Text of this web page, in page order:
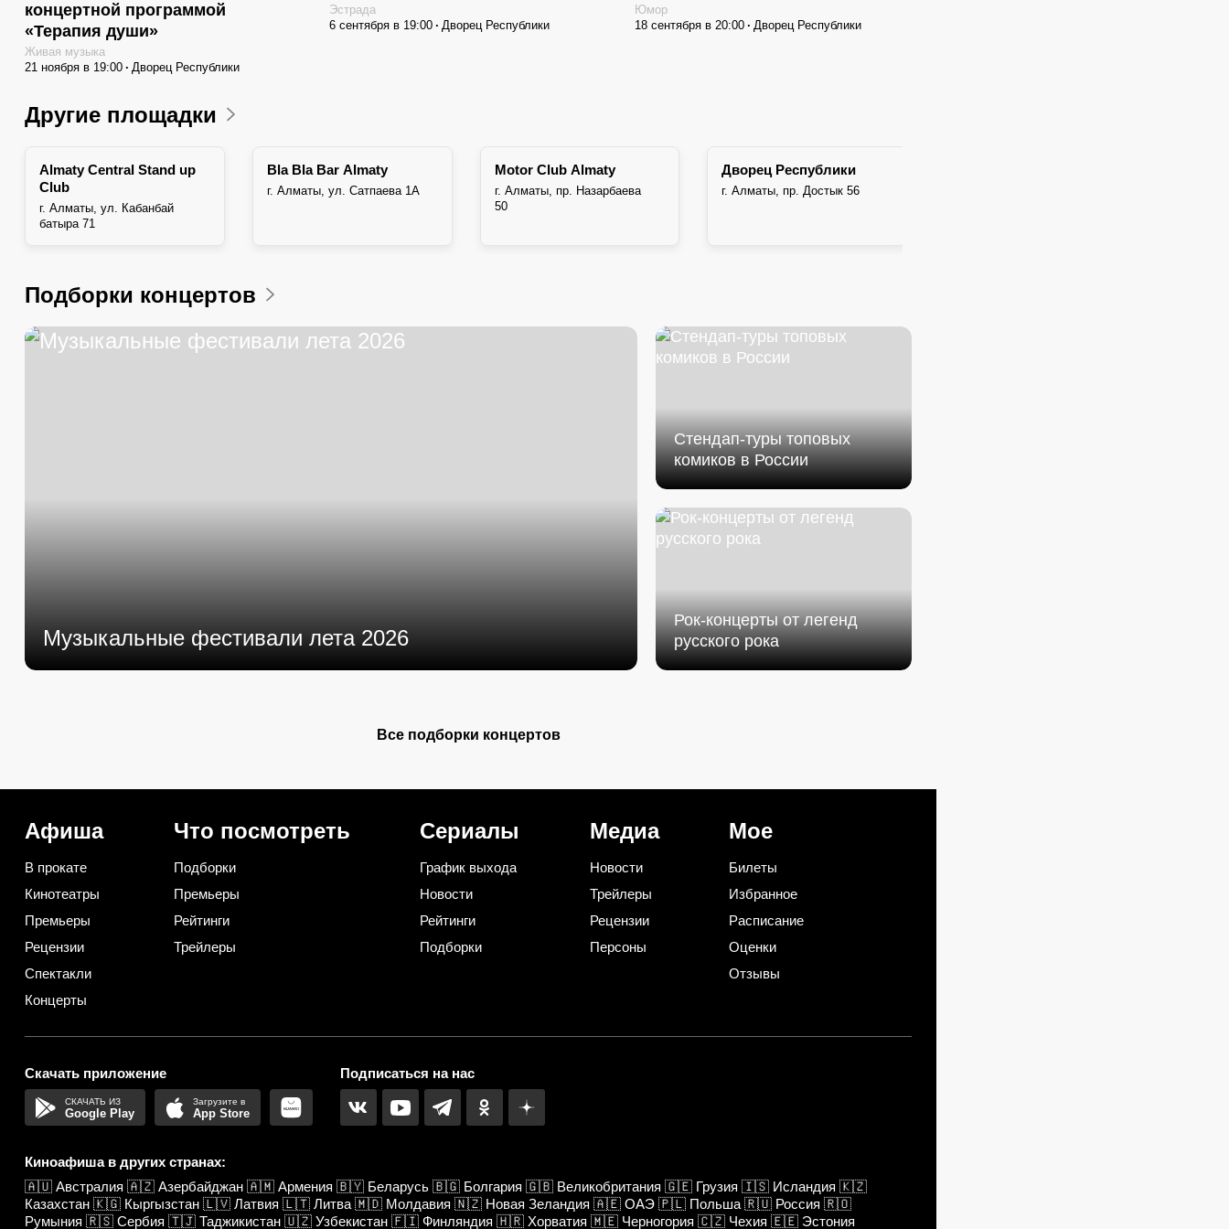
Живая музыка
концертной программой
«Терапия души»
21 ноября в 19:00 Дворец Республики
Эстрада
6 сентября в 19:00 Дворец Республики
Юмор
18 сентября в 20:00 Дворец Республики
Другие площадки
Almaty Central Stand up
Club
г. ​Алматы, ул. Кабанбай
батыра 71
Bla Bla Bar Almaty
г. Алматы, ул. Сатпаева 1А
Motor Club Almaty
г. Алматы, пр. Назарбаева
50
Дворец Республики
г. Алматы, пр. Достык 56
Подборки концертов
Музыкальные фестивали лета 2026
Cтендап-туры топовых
комиков в России
Рок-концерты от легенд
русского рока
Все подборки концертов
Афиша
В прокате
Кинотеатры
Премьеры
Рецензии
Спектакли
Концерты
Что посмотреть
Подборки
Премьеры
Рейтинги
Трейлеры
Сериалы
График выхода
Новости
Рейтинги
Подборки
Медиа
Новости
Трейлеры
Рецензии
Персоны
Мое
Билеты
Избранное
Расписание
Оценки
Отзывы
Скачать приложение
Google Play App Store
Подписаться на нас
Киноафиша в других странах:
🇦🇺 Австралия 🇦🇿 Азербайджан 🇦🇲 Армения 🇧🇾 Беларусь 🇧🇬 Болгария 🇬🇧 Великобритания 🇬🇪 Грузия 🇮🇸 Исландия 🇰🇿
Казахстан 🇰🇬 Кыргызстан 🇱🇻 Латвия 🇱🇹 Литва 🇲🇩 Молдавия 🇳🇿 Новая Зеландия 🇦🇪 ОАЭ 🇵🇱 Польша 🇷🇺 Россия 🇷🇴
Румыния 🇷🇸 Сербия 🇹🇯 Таджикистан 🇺🇿 Узбекистан 🇫🇮 Финляндия 🇭🇷 Хорватия 🇲🇪 Черногория 🇨🇿 Чехия 🇪🇪 Эстония